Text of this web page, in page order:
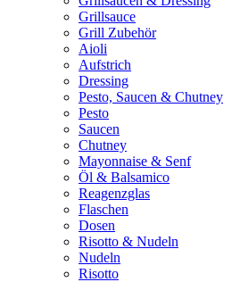
Grillsauce
Grill Zubehör
Aioli
Aufstrich
Dressing
Pesto, Saucen & Chutney
Pesto
Saucen
Chutney
Mayonnaise & Senf
Öl & Balsamico
Reagenzglas
Flaschen
Dosen
Risotto & Nudeln
Nudeln
Risotto